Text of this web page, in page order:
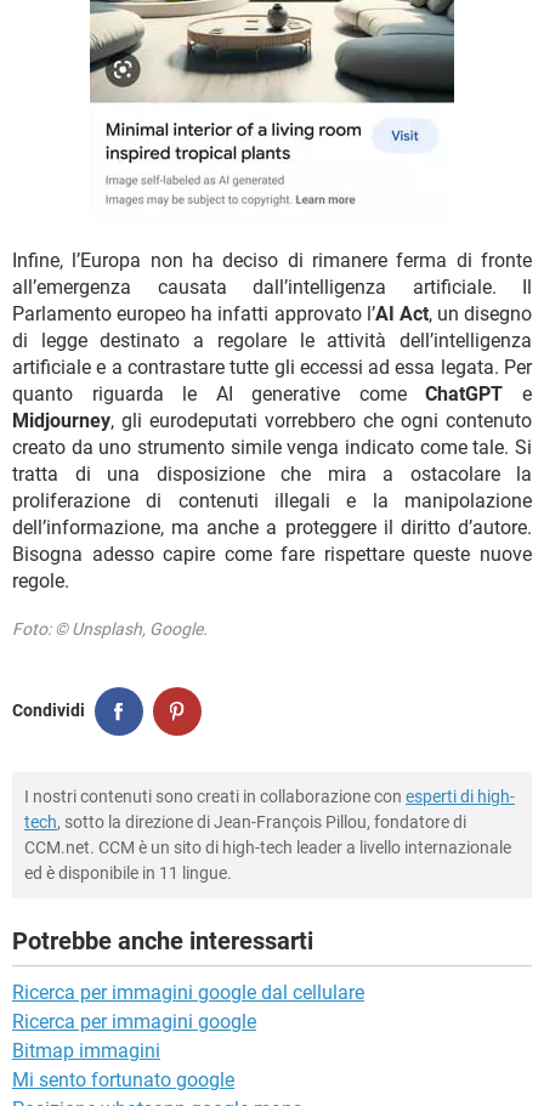
Infine, l’Europa non ha deciso di rimanere ferma di fronte
all’emergenza causata dall’intelligenza artificiale. Il
Parlamento europeo ha infatti approvato l’AI Act, un disegno
di legge destinato a regolare le attività dell’intelligenza
artificiale e a contrastare tutte gli eccessi ad essa legata. Per
quanto riguarda le AI generative comeChatGPT e
Midjourney, gli eurodeputati vorrebbero che ogni contenuto
creato da uno strumento simile venga indicato come tale. Si
tratta di una disposizione che mira a ostacolare la
proliferazione di contenuti illegali e la manipolazione
dell’informazione, ma anche a proteggere il diritto d’autore.
Bisogna adesso capire come fare rispettare queste nuove
regole.
Foto: © Unsplash, Google.
Condividi
I nostri contenuti sono creati in collaborazione con esperti di high-
tech, sotto la direzione di Jean-François Pillou, fondatore di
CCM.net. CCM è un sito di high-tech leader a livello internazionale
ed è disponibile in 11 lingue.
Potrebbe anche interessarti
Ricerca per immagini google dal cellulare
Ricerca per immagini google
Bitmap immagini
Mi sento fortunato google